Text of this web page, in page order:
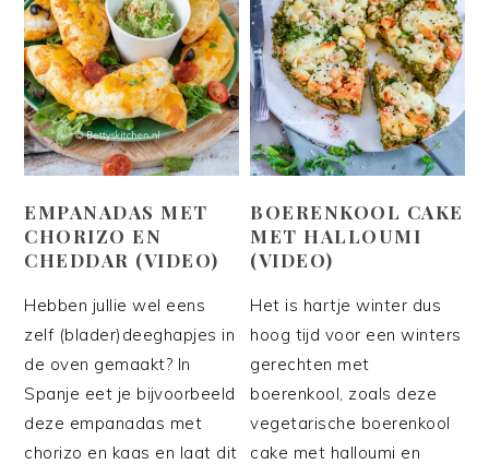
EMPANADAS MET
CHORIZO EN
CHEDDAR (VIDEO)
Hebben jullie wel eens
zelf (blader)deeghapjes in
de oven gemaakt? In
Spanje eet je bijvoorbeeld
deze empanadas met
chorizo en kaas en laat dit
BOERENKOOL CAKE
MET HALLOUMI
(VIDEO)
Het is hartje winter dus
hoog tijd voor een winters
gerechten met
boerenkool, zoals deze
vegetarische boerenkool
cake met halloumi en